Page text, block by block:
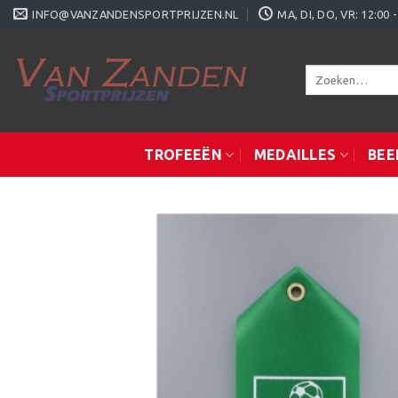
Ga
INFO@VANZANDENSPORTPRIJZEN.NL MA, DI, DO, VR: 12:00
Zoeken
TROFEEËN MEDAILLES